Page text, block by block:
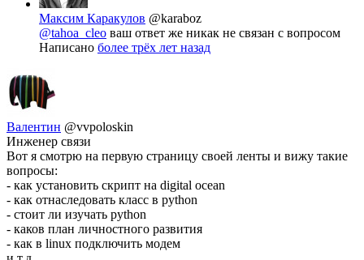
Максим Каракулов @karaboz
@tahoa_cleo ваш ответ же никак не связан с вопросом
Написано более трёх лет назад
Валентин @vvpoloskin
Инженер связи
Вот я смотрю на первую страницу своей ленты и вижу такие
вопросы:
- как установить скрипт на digital ocean
- как отнаследовать класс в python
- стоит ли изучать python
- каков план личностного развития
- как в linux подключить модем